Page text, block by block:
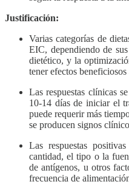
Justificación:
Varias categorías de
EIC, dependiendo de
dietético, y la
tener efectos
Las respuestas clínicas
10-14 días de iniciar el
puede requerir más
se producen signos
Las respuestas
cantidad, el tipo o la
de antígenos, u otros
frecuencia de